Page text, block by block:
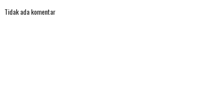
Tidak ada komentar